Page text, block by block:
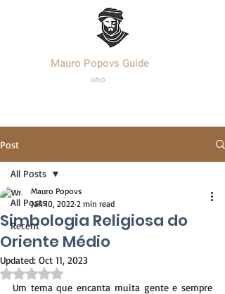
Mauro Popovs Guide
uno
Post
All Posts
Recent
All Posts
Simbologia Religiosa do
Oriente Médio
Mauro Popovs
Jan 10, 2022 2 min read
Updated: Oct 11, 2023
Rated NaN out of 5 stars.
Um tema que encanta muita gente e sempre